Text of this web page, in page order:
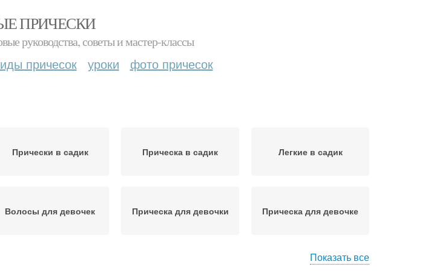
ПРИЧЕСКИ
руководства, советы и мастер-классы
причесок уроки фото причесок
Прически в садик Прическа в садик Легкие в садик
Волосы для девочек Прическа для девочки Прическа для девочке
Показать все